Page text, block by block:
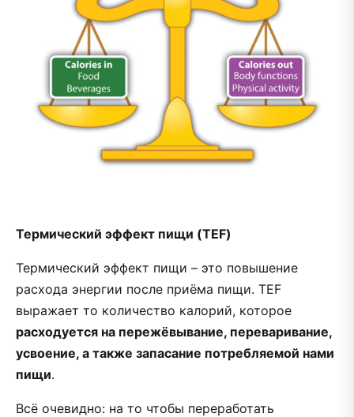
Термический эффект пищи (TEF)
Термический эффект пищи – это повышение
расхода энергии после приёма пищи. TEF
выражает то количество калорий, которое
расходуется на пережёвывание, переваривание,
усвоение, а также запасание потребляемой нами
пищи.
Всё очевидно: на то чтобы переработать